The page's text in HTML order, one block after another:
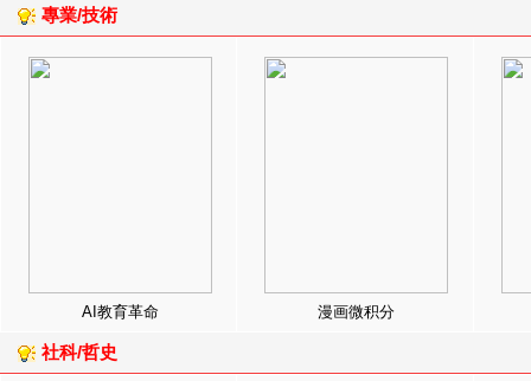
專業/技術
AI教育革命 漫画微积分
社科/哲史